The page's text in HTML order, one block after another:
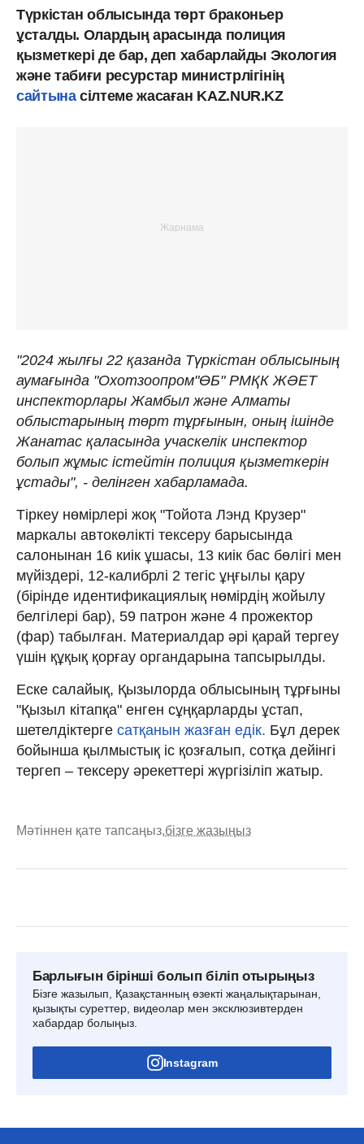
Түркістан облысында төрт браконьер
ұсталды. Олардың арасында полиция
қызметкері де бар, деп хабарлайды Экология
және табиғи ресурстар министрлігінің
сайтынасілтеме жасаған KAZ.NUR.KZ
"2024 жылғы 22 қазанда Түркістан облысының
аумағында "Охотзоопром"ӨБ" РМҚК ЖӘЕТ
инспекторлары Жамбыл және Алматы
облыстарының төрт тұрғынын, оның ішінде
Жанатас қаласында учаскелік инспектор
болып жұмыс істейтін полиция қызметкерін
ұстады", - делінген хабарламада.
Тіркеу нөмірлері жоқ "Тойота Лэнд Крузер"
маркалы автокөлікті тексеру барысында
салонынан 16 киік ұшасы, 13 киік бас бөлігі мен
мүйіздері, 12-калибрлі 2 тегіс ұңғылы қару
(бірінде идентификациялық нөмірдің жойылу
белгілері бар), 59 патрон және 4 прожектор
(фар) табылған. Материалдар әрі қарай тергеу
үшін құқық қорғау органдарына тапсырылды.
Еске салайық, Қызылорда облысының тұрғыны
"Қызыл кітапқа" енген сұңқарларды ұстап,
шетелдіктерге сатқанын жазған едік. Бұл дерек
бойынша қылмыстық іс қозғалып, сотқа дейінгі
тергеп – тексеру әрекеттері жүргізіліп жатыр.
Мәтіннен қате тапсаңыз,бізге жазыңыз
Барлығын бірінші болып біліп отырыңыз
Бізге жазылып, Қазақстанның өзекті жаңалықтарынан,
қызықты суреттер, видеолар мен эксклюзивтерден
хабардар болыңыз.
Instagram